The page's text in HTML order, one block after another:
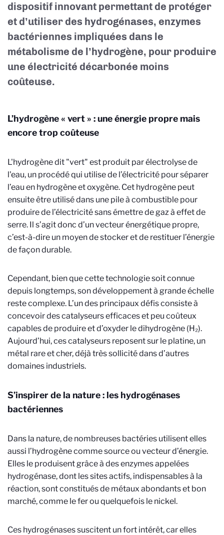
dispositif innovant permettant de protéger
et d’utiliser des hydrogénases, enzymes
bactériennes impliquées dans le
métabolisme de l’hydrogène, pour produire
une électricité décarbonée moins
coûteuse.
L’hydrogène « vert » : une énergie propre mais
encore trop coûteuse
L'hydrogène dit "vert" est produit par électrolyse de
l'eau, un procédé qui utilise de l’électricité pour séparer
l’eau en hydrogène et oxygène. Cet hydrogène peut
ensuite être utilisé dans une pile à combustible pour
produire de l’électricité sans émettre de gaz à effet de
serre. Il s’agit donc d’un vecteur énergétique propre,
c’est-à-dire un moyen de stocker et de restituer l’énergie
de façon durable.
Cependant, bien que cette technologie soit connue
depuis longtemps, son développement à grande échelle
reste complexe. L’un des principaux défis consiste à
concevoir des catalyseurs efficaces et peu coûteux
capables de produire et d’oxyder le dihydrogène (H₂).
Aujourd’hui, ces catalyseurs reposent sur le platine, un
métal rare et cher, déjà très sollicité dans d’autres
domaines industriels.
S’inspirer de la nature : les hydrogénases
bactériennes
Dans la nature, de nombreuses bactéries utilisent elles
aussi l’hydrogène comme source ou vecteur d’énergie.
Elles le produisent grâce à des enzymes appelées
hydrogénase, dont les sites actifs, indispensables à la
réaction, sont constitués de métaux abondants et bon
marché, comme le fer ou quelquefois le nickel.
Ces hydrogénases suscitent un fort intérêt, car elles